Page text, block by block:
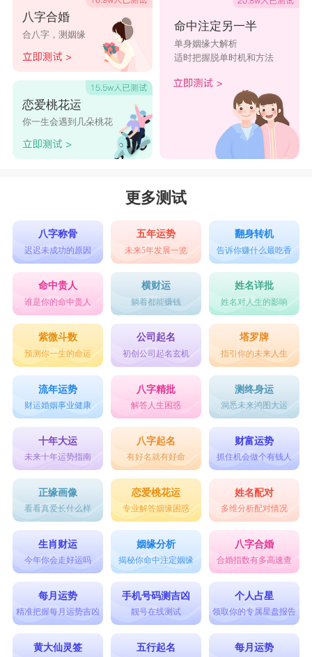
八字合婚
合八字，测姻缘
恋爱桃花运
你一生会遇到几朵桃花
命中注定另一半
单身姻缘大解析
适时把握脱单时机和方法
更多测试
八字称骨
迟迟未成功的原因
五年运势
未来5年发展一览
翻身转机
告诉你赚什么最吃香
命中贵人
谁是你的命中贵人
横财运
躺着都能赚钱
姓名详批
姓名对人生的影响
紫微斗数
预测你一生的命运
公司起名
初创公司起名玄机
塔罗牌
指引你的未来人生
流年运势
财运婚姻事业健康
八字精批
解答人生困惑
测终身运
洞悉未来鸿图大运
十年大运
未来十年运势指南
八字起名
有好名就有好命
财富运势
抓住机会做个有钱人
正缘画像
看看真爱长什么样
恋爱桃花运
专业解答姻缘困惑
姓名配对
多维分析配对情况
生肖财运
今年你会走好运吗
姻缘分析
揭秘你命中注定姻缘
八字合婚
合婚指数有多高速查
每月运势
精准把握每月运势吉凶
手机号码测吉凶
靓号在线测试
个人占星
领取你的专属星盘报告
黄大仙灵签 五行起名 每月运势